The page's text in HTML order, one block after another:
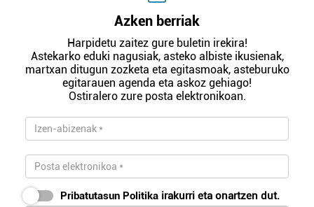
Azken berriak
Harpidetu zaitez gure buletin irekira!
Astekarko eduki nagusiak, asteko albiste ikusienak,
martxan ditugun zozketa eta egitasmoak, asteburuko
egitarauen agenda eta askoz gehiago!
Ostiralero zure posta elektronikoan.
Pribatutasun Politika irakurri eta onartzen dut.